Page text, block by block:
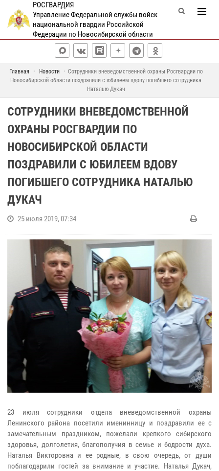
РОСГВАРДИЯ
Управление Федеральной службы войск
национальной гвардии Российской
Федерации по Новосибирской области
Главная Новости
Сотрудники вневедомственной охраны Росгвардии по
Новосибирской области поздравили с юбилеем вдову погибшего сотрудника
Наталью Дукач
СОТРУДНИКИ ВНЕВЕДОМСТВЕННОЙ
ОХРАНЫ РОСГВАРДИИ ПО
НОВОСИБИРСКОЙ ОБЛАСТИ
ПОЗДРАВИЛИ С ЮБИЛЕЕМ ВДОВУ
ПОГИБШЕГО СОТРУДНИКА НАТАЛЬЮ
ДУКАЧ
25 июля 2019, 07:34
23 июля сотрудники отдела вневедомственной охраны
Ленинского района посетили именинницу и поздравили ее с
замечательным праздником, пожелали крепкого сибирского
здоровья, долголетия, благополучия в семье и бодрости духа.
Наталья Викторовна и ее родные, в свою очередь, от души
поблагодарили гостей за внимание и участие. Наталья Дукач,